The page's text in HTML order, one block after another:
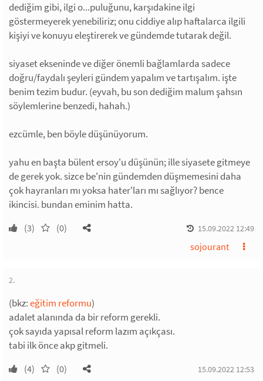
dediğim gibi, ilgi o...puluğunu, karşıdakine ilgi
göstermeyerek yenebiliriz; onu ciddiye alıp haftalarca ilgili
kişiyi ve konuyu eleştirerek ve gündemde tutarak değil.
siyaset ekseninde ve diğer önemli bağlamlarda sadece
doğru/faydalı şeyleri gündem yapalım ve tartışalım. işte
benim tezim budur. (eyvah, bu son dediğim malum şahsın
söylemlerine benzedi, hahah.)
ezcümle, ben böyle düşünüyorum.
yahu en başta bülent ersoy'u düşünün; ille siyasete gitmeye
de gerek yok. sizce be'nin gündemden düşmemesini daha
çok hayranları mı yoksa hater'ları mı sağlıyor? bence
ikincisi. bundan eminim hatta.
(3) (0) 15.09.2022 12:49
sojourant
2.
(bkz:eğitim reformu)
adalet alanında da bir reform gerekli.
çok sayıda yapısal reform lazım açıkçası.
tabi ilk önce akp gitmeli.
(4) (0) 15.09.2022 12:53